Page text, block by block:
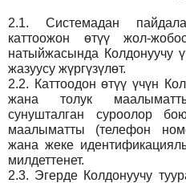
2.1.
Системадан
каттоожон өтүү жол-
натыйжасында Колдонуучу
жазуусу жүргүзүлөт.
2.2. Каттоодон өтүү үчүн
жана толук
сунушталган суроолор
маалыматты (телефон
жана жеке
милдеттенет.
2.3. Эгерде Колдонуучу